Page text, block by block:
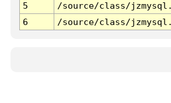
5
/source/class/
6
/source/class/